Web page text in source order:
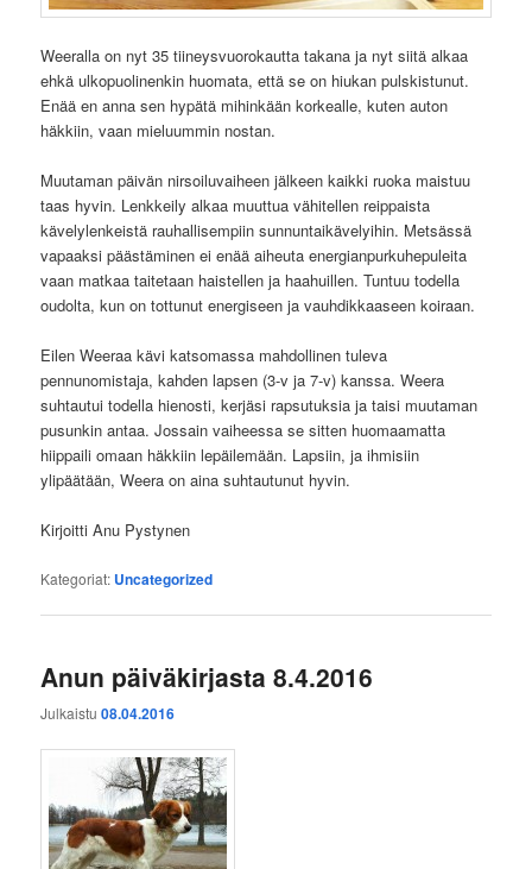
Weeralla on nyt 35 tiineysvuorokautta takana ja nyt siitä alkaa
ehkä ulkopuolinenkin huomata, että se on hiukan pulskistunut.
Enää en anna sen hypätä mihinkään korkealle, kuten auton
häkkiin, vaan mieluummin nostan.
Muutaman päivän nirsoiluvaiheen jälkeen kaikki ruoka maistuu
taas hyvin. Lenkkeily alkaa muuttua vähitellen reippaista
kävelylenkeistä rauhallisempiin sunnuntaikävelyihin. Metsässä
vapaaksi päästäminen ei enää aiheuta energianpurkuhepuleita
vaan matkaa taitetaan haistellen ja haahuillen. Tuntuu todella
oudolta, kun on tottunut energiseen ja vauhdikkaaseen koiraan.
Eilen Weeraa kävi katsomassa mahdollinen tuleva
pennunomistaja, kahden lapsen (3-v ja 7-v) kanssa. Weera
suhtautui todella hienosti, kerjäsi rapsutuksia ja taisi muutaman
pusunkin antaa. Jossain vaiheessa se sitten huomaamatta
hiippaili omaan häkkiin lepäilemään. Lapsiin, ja ihmisiin
ylipäätään, Weera on aina suhtautunut hyvin.
Kirjoitti Anu Pystynen
Kategoriat: Uncategorized
Anun päiväkirjasta 8.4.2016
Julkaistu08.04.2016